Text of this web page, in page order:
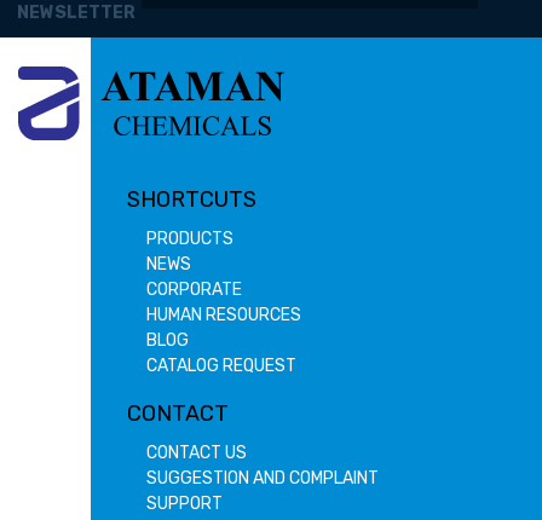
NEWSLETTER
SHORTCUTS
PRODUCTS
NEWS
CORPORATE
HUMAN RESOURCES
BLOG
CATALOG REQUEST
CONTACT
CONTACT US
SUGGESTION AND COMPLAINT
SUPPORT